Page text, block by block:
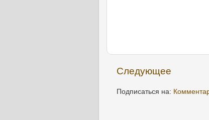
Следующее
Подписаться на: